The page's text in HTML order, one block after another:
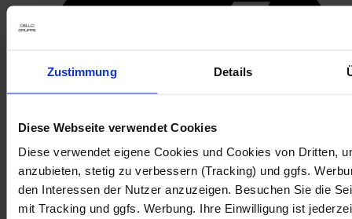
Zustimmung Details
Diese Webseite verwendet Cookies
Diese verwendet eigene Cookies und Cookies von Dritten,
anzubieten, stetig zu verbessern (Tracking) und ggfs.
den Interessen der Nutzer anzuzeigen. Besuchen Sie die
mit Tracking und ggfs. Werbung. Ihre Einwilligung ist